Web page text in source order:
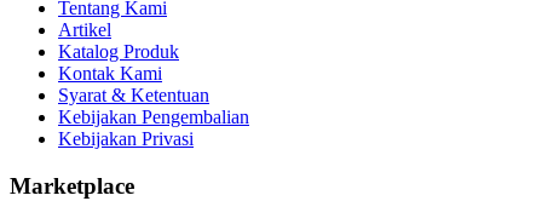
Tentang Kami
Artikel
Katalog Produk
Kontak Kami
Syarat & Ketentuan
Kebijakan Pengembalian
Kebijakan Privasi
Marketplace